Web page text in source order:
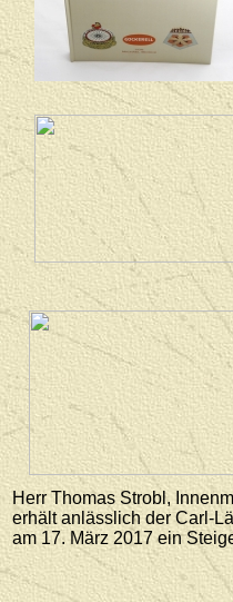
Herr Thomas Strobl,
erhält anlässlich der Carl-
am 17. März 2017 ein